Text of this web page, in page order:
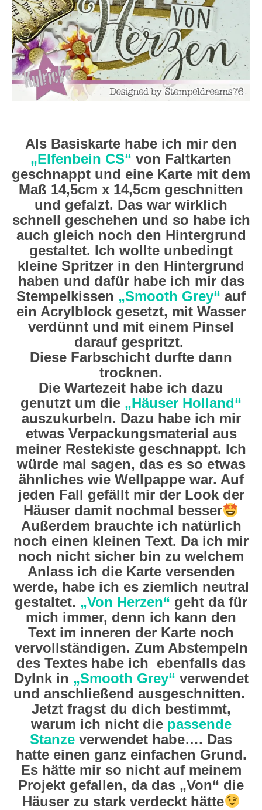
Als Basiskarte habe ich mir den
„Elfenbein CS“ von Faltkarten
geschnappt und eine Karte mit dem
Maß 14,5cm x 14,5cm geschnitten
und gefalzt. Das war wirklich
schnell geschehen und so habe ich
auch gleich noch den Hintergrund
gestaltet. Ich wollte unbedingt
kleine Spritzer in den Hintergrund
haben und dafür habe ich mir das
Stempelkissen „Smooth Grey“ auf
ein Acrylblock gesetzt, mit Wasser
verdünnt und mit einem Pinsel
darauf gespritzt.
Diese Farbschicht durfte dann
trocknen.
Die Wartezeit habe ich dazu
genutzt um die „Häuser Holland“
auszukurbeln. Dazu habe ich mir
etwas Verpackungsmaterial aus
meiner Restekiste geschnappt. Ich
würde mal sagen, das es so etwas
ähnliches wie Wellpappe war. Auf
jeden Fall gefällt mir der Look der
Häuser damit nochmal besser
Außerdem brauchte ich natürlich
noch einen kleinen Text. Da ich mir
noch nicht sicher bin zu welchem
Anlass ich die Karte versenden
werde, habe ich es ziemlich neutral
gestaltet. „Von Herzen“ geht da für
mich immer, denn ich kann den
Text im inneren der Karte noch
vervollständigen. Zum Abstempeln
des Textes habe ich ebenfalls das
DyInk in „Smooth Grey“ verwendet
und anschließend ausgeschnitten.
Jetzt fragst du dich bestimmt,
warum ich nicht die passende
Stanze verwendet habe…. Das
hatte einen ganz einfachen Grund.
Es hätte mir so nicht auf meinem
Projekt gefallen, da das „Von“ die
Häuser zu stark verdeckt hätte